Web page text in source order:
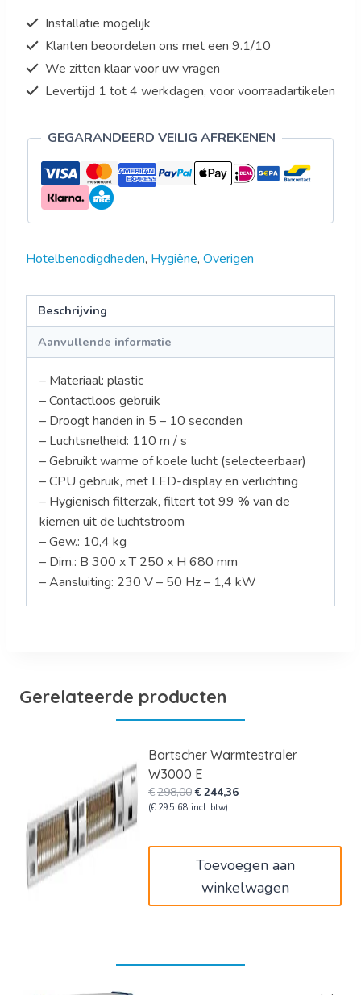
Installatie mogelijk
Klanten beoordelen ons met een 9.1/10
We zitten klaar voor uw vragen
Levertijd 1 tot 4 werkdagen, voor voorraadartikelen
GEGARANDEERD VEILIG AFREKENEN
Hotelbenodigdheden, Hygiëne, Overigen
Beschrijving
Aanvullende informatie
– Materiaal: plastic
– Contactloos gebruik
– Droogt handen in 5 – 10 seconden
– Luchtsnelheid: 110 m / s
– Gebruikt warme of koele lucht (selecteerbaar)
– CPU gebruik, met LED-display en verlichting
– Hygienisch filterzak, filtert tot 99 % van de
kiemen uit de luchtstroom
– Gew.: 10,4 kg
– Dim.: B 300 x T 250 x H 680 mm
– Aansluiting: 230 V – 50 Hz – 1,4 kW
Gerelateerde producten
Bartscher Warmtestraler
W3000 E
€298,00Oorspronkelijke
prijs
€244,36Huidige
(€ 295,68 incl. btw)
Toevoegen aan
winkelwagen